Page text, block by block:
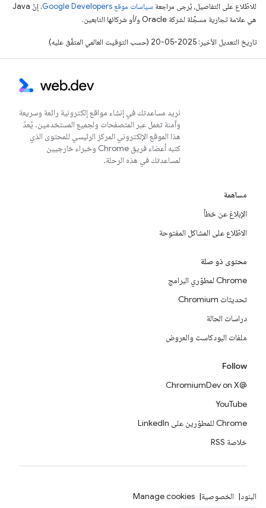
للاطّلاع على التفاصيل، يُرجى مراجعة سياسات موقع Google Developers‏
. إنّ Java
هي علامة تجارية مسجَّلة لشركة Oracle و/أو شركائها التابعين.
تاريخ التعديل الأخير: 2025-05-20 (حسب التوقيت العالمي المتفَّق عليه)
نريد مساعدتك في إنشاء مواقع إلكترونية رائعة وسريعة
وآمنة تعمل عبر المتصفحات ولجميع المستخدمين. يُعدّ
هذا الموقع الإلكتروني المركز الرئيسي للمحتوى الذي
كتبه أعضاء فريق Chrome وخبراء خارجيين
لمساعدتك في هذه الرحلة.
مساهمة
الإبلاغ عن خطأ
الاطّلاع على المشاكل المفتوحة
محتوى ذو صلة
Chrome لمطوّري البرامج
تحديثات Chromium
دراسات الحالة
ملفات البودكاست والعروض
Follow
@ChromiumDev on X
YouTube
Chrome للمطوّرين على LinkedIn
خلاصة RSS
البنود الخصوصية Manage cookies